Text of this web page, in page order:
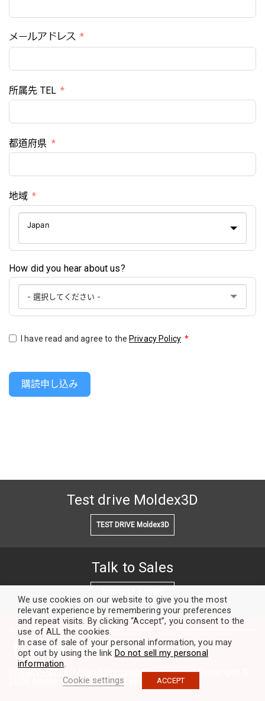
メールアドレス
所属先 TEL
都道府県
地域
Japan
How did you hear about us?
I have read and agree to the Privacy Policy *
購読申し込み
Test drive Moldex3D
TEST DRIVE Moldex3D
Talk to Sales
Our Community
Fraud Warning Statement| Copyright ©
2026 Moldex3D. All rights reserved.
We use cookies on our website to give you the most
relevant experience by remembering your preferences
and repeat visits. By clicking “Accept”, you consent to the
use of ALL the cookies.
In case of sale of your personal information, you may
opt out by using the link Do not sell my personal
information.
Cookie settings
ACCEPT